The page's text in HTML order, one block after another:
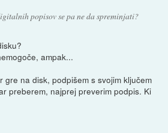
popisov se pa ne da spreminjati?
ampak...
gre na disk, podpišem s svojim ključem
preberem, najprej preverim podpis. Ki